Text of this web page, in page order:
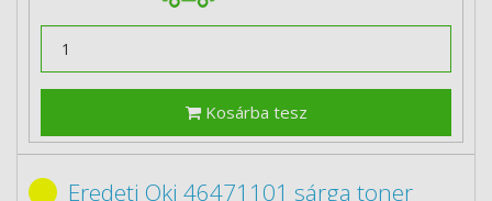
Kosárba tesz
Eredeti Oki 46471101 sárga toner